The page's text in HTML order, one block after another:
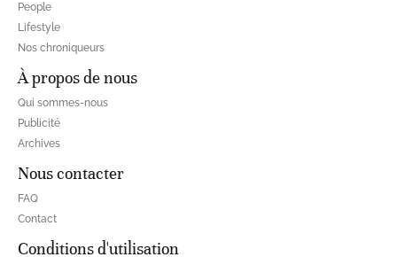
People
Lifestyle
Nos chroniqueurs
À propos de nous
Qui sommes-nous
Publicité
Archives
Nous contacter
FAQ
Contact
Conditions d'utilisation